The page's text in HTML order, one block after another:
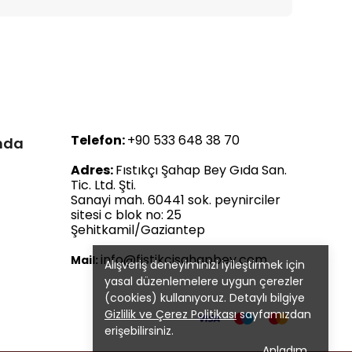
Alışveriş deneyiminizi iyileştirmek için
yasal düzenlemelere uygun çerezler
(cookies) kullanıyoruz. Detaylı bilgiye
Gizlilik ve Çerez Politikasısayfamızdan
erişebilirsiniz.
Telefon:+90 533 648 38 70
Adres:Fıstıkçı Şahap Bey Gıda San.
Tic. Ltd. Şti.
Sanayi mah. 60441 sok. peynirciler
sitesi c blok no: 25
Şehitkamil/Gaziantep
Mail: info@fistikcisahapbey.com